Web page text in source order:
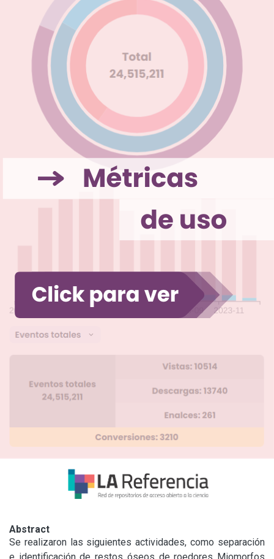
Abstract
Se realizaron las siguientes actividades, como separación